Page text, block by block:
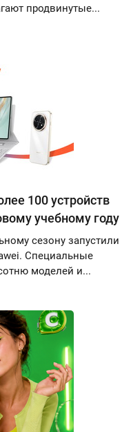
продвинутые...
100 устройств
учебному году
сезону запустили
Специальные
моделей и...